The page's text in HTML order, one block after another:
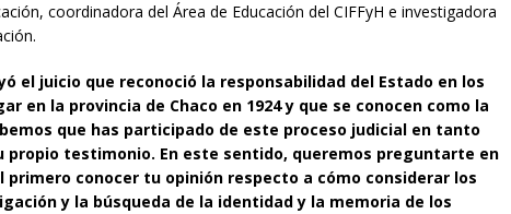
coordinadora del Área de Educación del CIFFyH e investigadora
el juicio que reconoció la responsabilidad del Estado en los
en la provincia de Chaco en 1924 y que se conocen como la
que has participado de este proceso judicial en tanto
propio testimonio. En este sentido, queremos preguntarte en
primero conocer tu opinión respecto a cómo considerar los
y la búsqueda de la identidad y la memoria de los